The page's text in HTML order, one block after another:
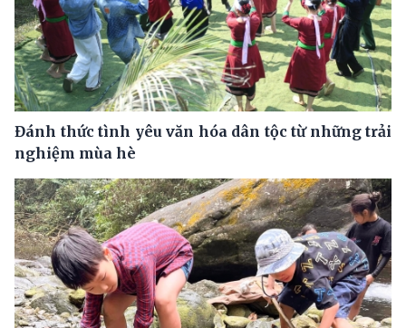
Đánh thức tình yêu văn hóa dân tộc từ những trải
nghiệm mùa hè